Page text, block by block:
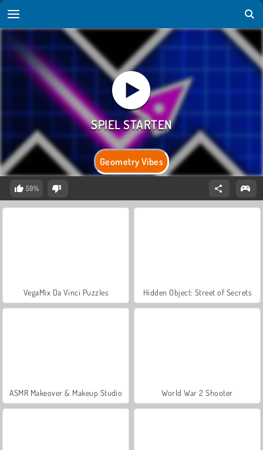
Geometry Vibes
59%
VegaMix Da Vinci Puzzles Hidden Object: Street of Secrets
ASMR Makeover & Makeup Studio World War 2 Shooter